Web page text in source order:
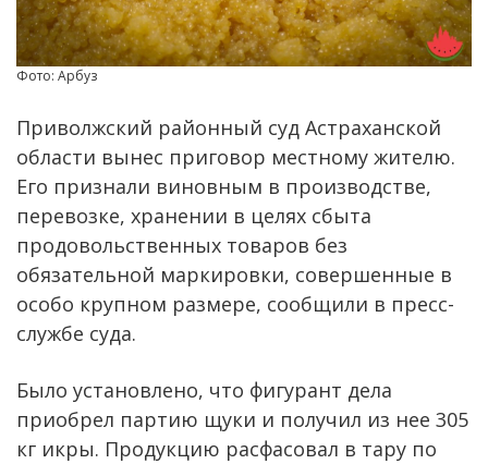
Фото: Арбуз
Приволжский районный суд Астраханской
области вынес приговор местному жителю.
Его признали виновным в производстве,
перевозке, хранении в целях сбыта
продовольственных товаров без
обязательной маркировки, совершенные в
особо крупном размере, сообщили в пресс-
службе суда.
Было установлено, что фигурант дела
приобрел партию щуки и получил из нее 305
кг икры. Продукцию расфасовал в тару по